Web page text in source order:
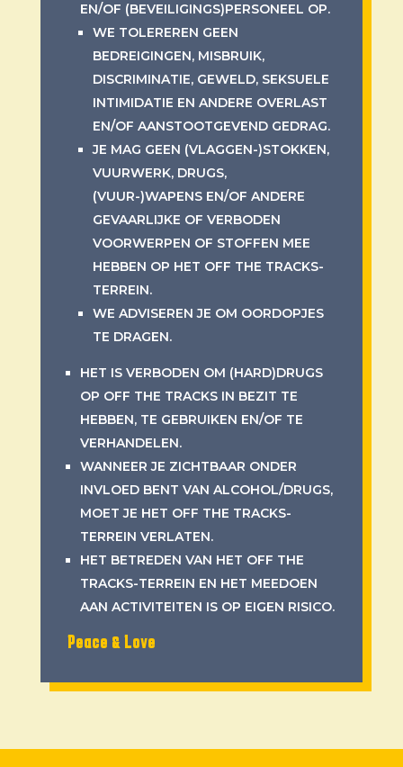
EN/OF (BEVEILIGINGS)PERSONEEL OP.
WE TOLEREREN GEEN
BEDREIGINGEN, MISBRUIK,
DISCRIMINATIE, GEWELD, SEKSUELE
INTIMIDATIE EN ANDERE OVERLAST
EN/OF AANSTOOTGEVEND GEDRAG.
JE MAG GEEN (VLAGGEN-)STOKKEN,
VUURWERK, DRUGS,
(VUUR-)WAPENS EN/OF ANDERE
GEVAARLIJKE OF VERBODEN
VOORWERPEN OF STOFFEN MEE
HEBBEN OP HET OFF THE TRACKS-
TERREIN.
WE ADVISEREN JE OM OORDOPJES
TE DRAGEN.
HET IS VERBODEN OM (HARD)DRUGS
OP OFF THE TRACKS IN BEZIT TE
HEBBEN, TE GEBRUIKEN EN/OF TE
VERHANDELEN.
WANNEER JE ZICHTBAAR ONDER
INVLOED BENT VAN ALCOHOL/DRUGS,
MOET JE HET OFF THE TRACKS-
TERREIN VERLATEN.
HET BETREDEN VAN HET OFF THE
TRACKS-TERREIN EN HET MEEDOEN
AAN ACTIVITEITEN IS OP EIGEN RISICO.
Peace & Love